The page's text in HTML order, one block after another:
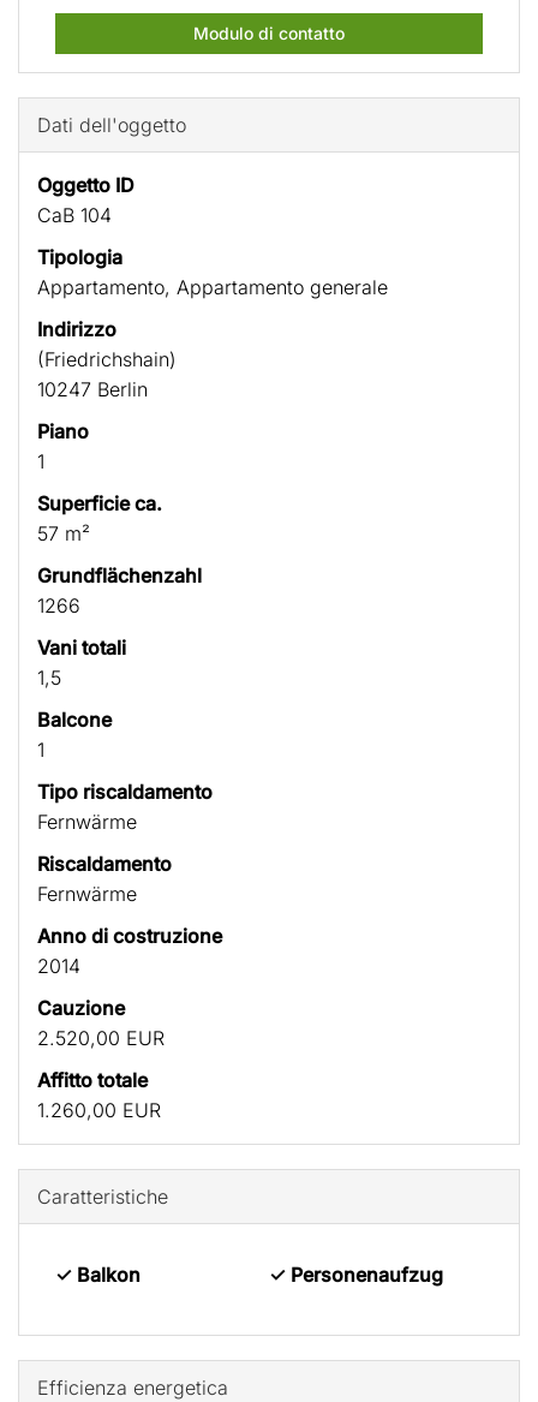
Modulo di contatto
Dati dell'oggetto
Oggetto ID
CaB 104
Tipologia
Appartamento, Appartamento generale
Indirizzo
(Friedrichshain)
10247 Berlin
Piano
1
Superficie ca.
57 m²
Grundflächenzahl
1266
Vani totali
1,5
Balcone
1
Tipo riscaldamento
Fernwärme
Riscaldamento
Fernwärme
Anno di costruzione
2014
Cauzione
2.520,00 EUR
Affitto totale
1.260,00 EUR
Caratteristiche
✓ Balkon ✓ Personenaufzug
Efficienza energetica